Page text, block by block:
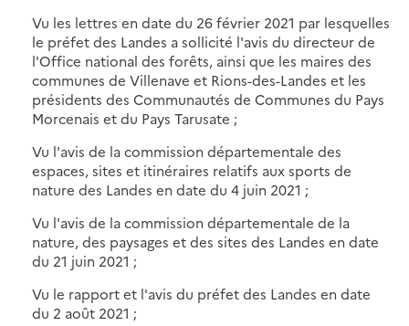
Vu les lettres en date du 26 février 2021 par lesquelles
le préfet des Landes a sollicité l'avis du directeur de
l'Office national des forêts, ainsi que les maires des
communes de Villenave et Rions-des-Landes et les
présidents des Communautés de Communes du Pays
Morcenais et du Pays Tarusate ;
Vu l'avis de la commission départementale des
espaces, sites et itinéraires relatifs aux sports de
nature des Landes en date du 4 juin 2021 ;
Vu l'avis de la commission départementale de la
nature, des paysages et des sites des Landes en date
du 21 juin 2021 ;
Vu le rapport et l'avis du préfet des Landes en date
du 2 août 2021 ;